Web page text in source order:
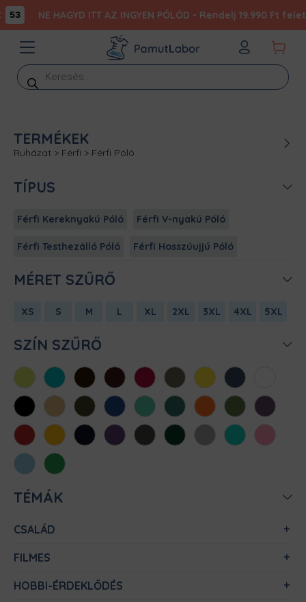
53 NE HAGYD ITT AZ INGYEN PÓLÓD - Rendelj 19.990 Ft
Products
search
TERMÉKEK
Ruházat > Férfi > Férfi Póló
TÍPUS
Férfi Kereknyakú Póló Férfi V-nyakú Póló
Férfi Testhezálló Póló Férfi Hosszúujjú Póló
MÉRET SZŰRŐ
XS S M L XL 2XL 3XL 4XL 5XL
SZÍN SZŰRŐ
AlmazöldAtollkékBarnaBordóChili Cink Citromsárga
Denim
FeketeHomokKhaki KirálykékMentaMéregzöld
NarancsOliva Padlizsán
Piros SárgaSötétkékSötétlilaSötétszürke
SötétzöldSportszürke
Türkiz
Világos
rózsaszín
Világoskék
Zöld
TÉMÁK
CSALÁD
FILMES
HOBBI-ÉRDEKLŐDÉS